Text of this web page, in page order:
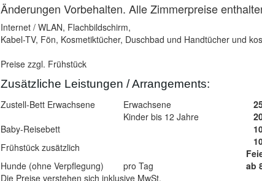
Änderungen Vorbehalten. Alle Zimmerpreise
Internet / WLAN, Flachbildschirm,
Kabel-TV, Fön, Kosmetiktücher, Duschbad und Handtücher und
Preise zzgl. Frühstück
Zusätzliche Leistungen / Arrangements:
Zustell-Bett Erwachsene
Erwachsene
Kinder bis 12 Jahre
Baby-Reisebett
Frühstück zusätzlich
Hunde (ohne Verpflegung)
pro Tag
ab
Die Preise verstehen sich inklusive MwSt.